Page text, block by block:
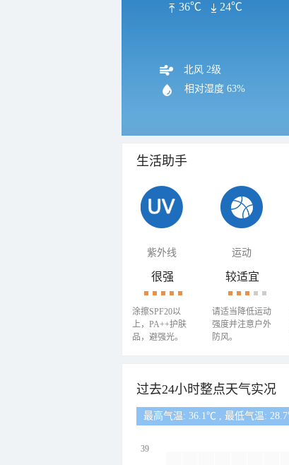
36℃ 24℃
北风 2级
相对湿度 63%
生活助手
紫外线 运动
很强
涂擦SPF20以
上，PA++护肤
品，避强光。
较适宜
请适当降低运动
强度并注意户外
防风。
过去24小时整点天气实况
最高气温: 36.1℃ , 最低气温:
39